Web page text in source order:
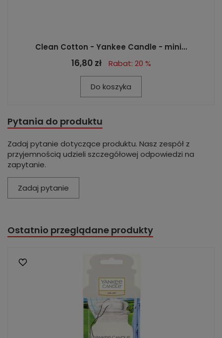
Clean Cotton - Yankee Candle - mini...
16,80 zł Rabat: 20 %
Do koszyka
Pytania do produktu
Zadaj pytanie dotyczące produktu. Nasz zespół z
przyjemnością udzieli szczegółowej odpowiedzi na
zapytanie.
Zadaj pytanie
Ostatnio przeglądane produkty